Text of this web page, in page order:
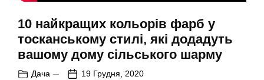
10 найкращих кольорів фарб у
тосканському стилі, які додадуть
вашому дому сільського шарму
Дача 19 Грудня, 2020